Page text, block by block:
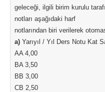
geleceği, ilgili birim kurulu
notları aşağıdaki harf
notlarından biri verilerek
a) Yarıyıl / Yıl Ders Notu Kat
AA 4,00
BA 3,50
BB 3,00
CB 2,50